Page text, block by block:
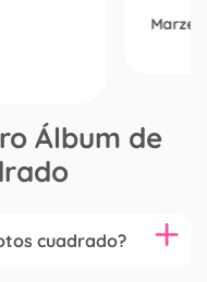
Álbum de
cuadrado?